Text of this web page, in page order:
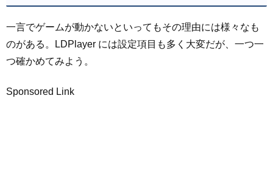
一言でゲームが動かないといってもその理由には様々なも
のがある。LDPlayer には設定項目も多く大変だが、一つ一
つ確かめてみよう。
Sponsored Link